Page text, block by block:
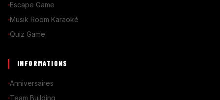
Escape Game
Musik Room Karaoké
Quiz Game
INFORMATIONS
Anniversaires
Team Building